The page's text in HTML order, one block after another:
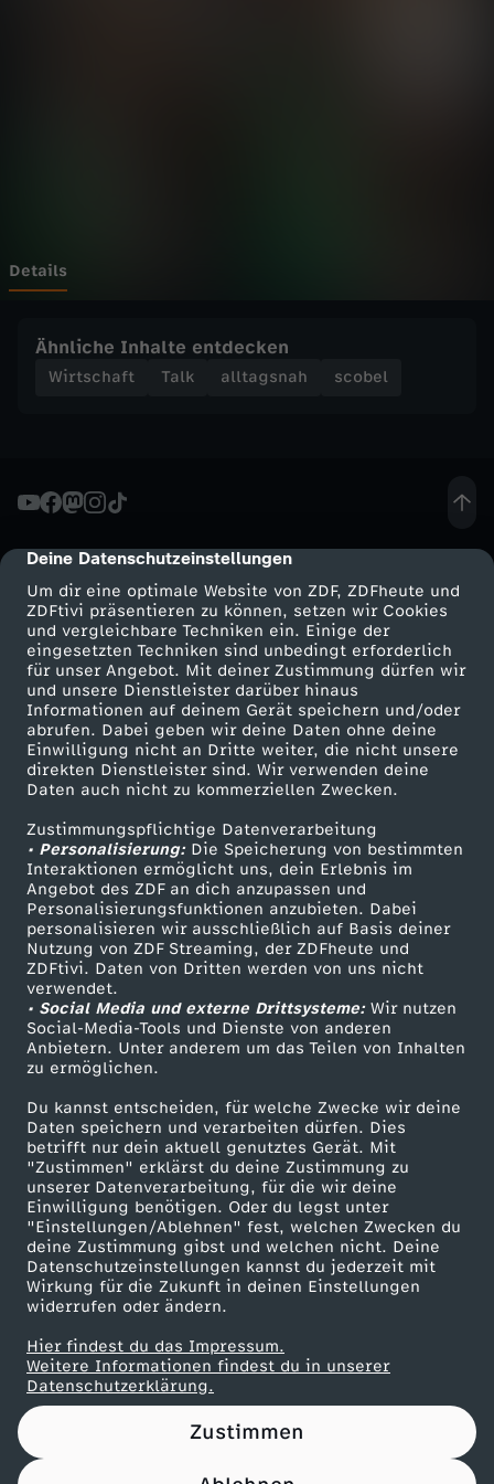
cmp-dialog-description
Deine Datenschutzeinstellungen
Um dir eine optimale Website von ZDF, ZDFheute und
ZDFtivi präsentieren zu können, setzen wir Cookies
und vergleichbare Techniken ein. Einige der
eingesetzten Techniken sind unbedingt erforderlich
für unser Angebot. Mit deiner Zustimmung dürfen wir
und unsere Dienstleister darüber hinaus
Informationen auf deinem Gerät speichern und/oder
abrufen. Dabei geben wir deine Daten ohne deine
Einwilligung nicht an Dritte weiter, die nicht unsere
direkten Dienstleister sind. Wir verwenden deine
Daten auch nicht zu kommerziellen Zwecken.
Zustimmungspflichtige Datenverarbeitung
• Personalisierung:Die Speicherung von bestimmten
Interaktionen ermöglicht uns, dein Erlebnis im
Angebot des ZDF an dich anzupassen und
Personalisierungsfunktionen anzubieten. Dabei
personalisieren wir ausschließlich auf Basis deiner
Nutzung von ZDF Streaming, der ZDFheute und
ZDFtivi. Daten von Dritten werden von uns nicht
verwendet.
• Social Media und externe Drittsysteme:Wir nutzen
Social-Media-Tools und Dienste von anderen
Anbietern. Unter anderem um das Teilen von Inhalten
zu ermöglichen.
Du kannst entscheiden, für welche Zwecke wir deine
Daten speichern und verarbeiten dürfen. Dies
betrifft nur dein aktuell genutztes Gerät. Mit
"Zustimmen" erklärst du deine Zustimmung zu
unserer Datenverarbeitung, für die wir deine
Einwilligung benötigen. Oder du legst unter
"Einstellungen/Ablehnen" fest, welchen Zwecken du
deine Zustimmung gibst und welchen nicht. Deine
Datenschutzeinstellungen kannst du jederzeit mit
Wirkung für die Zukunft in deinen Einstellungen
widerrufen oder ändern.
Hier findest du das Impressum.
Weitere Informationen findest du in unserer
Datenschutzerklärung.
Zustimmen
u
m
A
b
e
i
t
Details
Ähnliche Inhalte entdecken
Wirtschaft Talk alltagsnah scobel
Mehr ZDF
ZDF-Apps
Smart TV
ZDFtext
Livestreams
Sendungen A-Z
TV-Programm
Service
ZDFmitreden
Kontakt zum ZDF
Tickets
Zuschauerservice
Hilfe
ZDF Unternehmen
Karriere
ZDF goes Schule
Werbefernsehen
Mainzelmännchen
Partner